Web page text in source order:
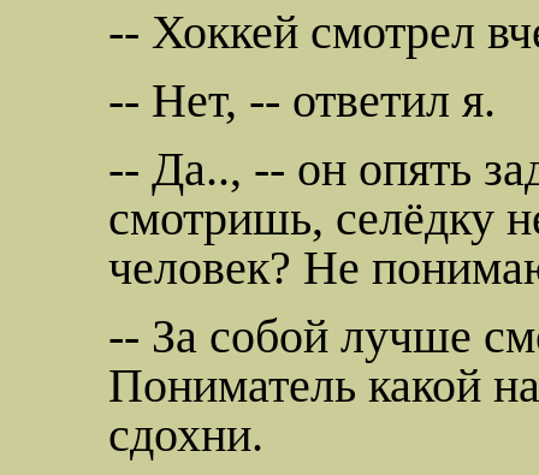
-- Хоккей смотрел
-- Нет, -- ответил я.
-- Да.., -- он опять
смотришь, селёдку
человек? Не
-- За собой лучше
Пониматель какой
сдохни.